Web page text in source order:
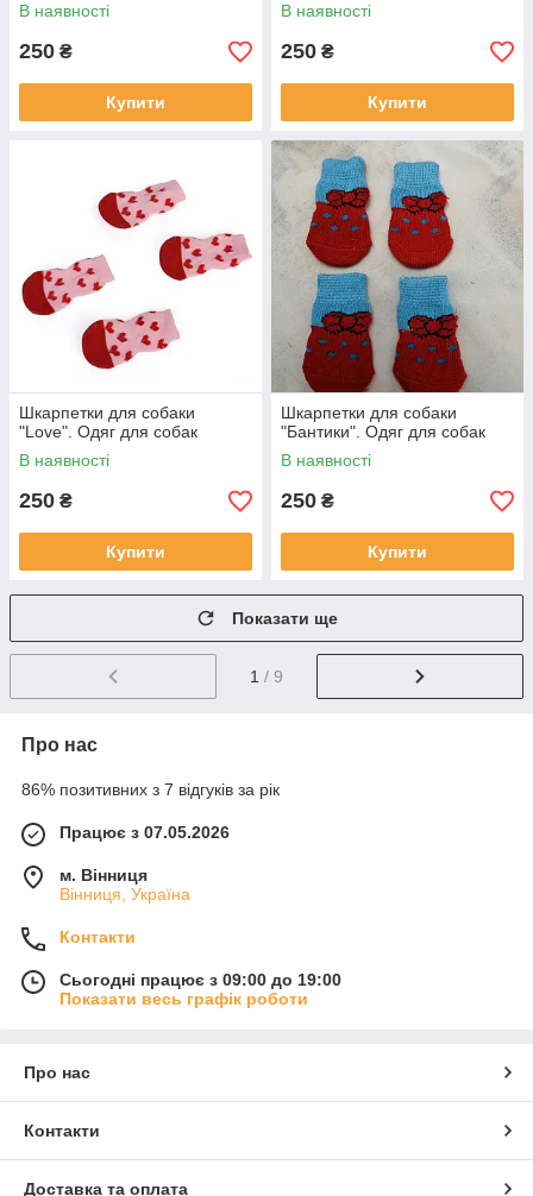
В наявності
250 ₴
Купити
В наявності
250 ₴
Купити
Шкарпетки для собаки
"Love". Одяг для собак
В наявності
250 ₴
Купити
Шкарпетки для собаки
"Бантики". Одяг для собак
В наявності
250 ₴
Купити
Показати ще
1 / 9
Про нас
86% позитивних з 7 відгуків за рік
Працює з 07.05.2026
м. Вінниця
Вінниця, Україна
Контакти
Сьогодні працює з 09:00 до 19:00
Показати весь графік роботи
Про нас
Контакти
Доставка та оплата